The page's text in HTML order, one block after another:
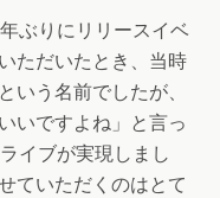
ぶりにリリースイベ
ただいたとき、当時
う名前でしたが、
いですよね」と言っ
イブが実現しまし
ていただくのはとて